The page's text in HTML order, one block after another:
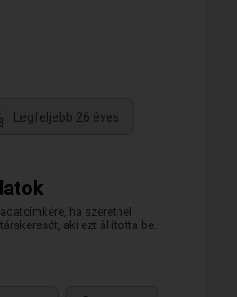
Legfeljebb 26 éves
ha szeretnél
aki ezt állította be.